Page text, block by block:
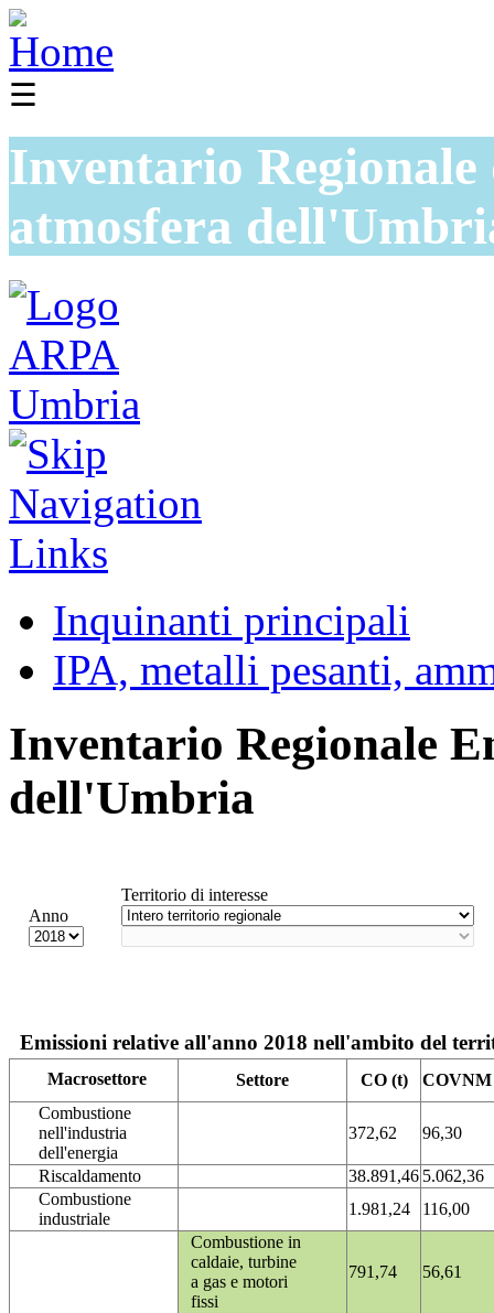
☰
Inventario
atmosfera
Inquinanti principali
IPA, metalli pesanti,
Inventario Regionale
dell'Umbria
Anno
Territorio di interesse
Emissioni relative all'anno 2018 nell'ambito del
Macrosettore Settore CO (t)
COVNM
Combustione
nell'industria
dell'energia
372,62 96,30
Riscaldamento 38.891,46 5.062,36
Combustione
industriale
1.981,24
116,00
Combustione in
caldaie, turbine
a gas e motori
fissi
791,74 56,61